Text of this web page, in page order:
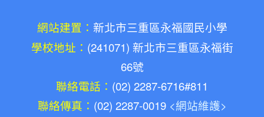
2026-05-03 宣導
康軒文教專訪:共感永續的溫
度，永福國小與孩子一同雕琢未來的模樣(陳勝南
2026-04-14 學習
老標示柱的第二春：讓廢料
升格變身雨天便利巧物
網站建置： 新北市三重區永福國民小學
學校地址： (241071) 新北市三重區永福街
66號
聯絡電話： (02) 2287-6716#811
聯絡傳真： (02) 2287-0019 <網站維護>